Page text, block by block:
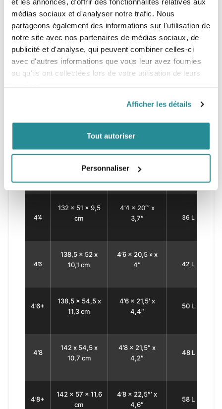
médias sociaux et d'analyser notre trafic. Nous
partageons également des informations sur l'utilisation de
notre site avec nos partenaires de médias sociaux, de
publicité et d'analyse, qui peuvent combiner celles-ci
avec d'autres informations que vous leur avez fournies
ou qu'ils ont collectées lors de votre utilisation de leurs
Afficher les détails
Tout autoriser
Personnaliser
Tailles
Vol.
3’6
5,6 cm
2,2″
20 L
3’10
сm
2,4″
24 L
сm
3,6′
4’4
132 x 51 × 9,5
cm
4’4 x 20″‘ x
3,7″
36 L
4’6
138,5 x 52 x
10,1 cm
4’6 x 20,5 » x
4″
42 L
4’6+
138,5 x 54,5 x
11,3 cm
4’6 x 21,5′ x
4,4″
50 L
4’8
142 х 54,5 x
10,7 сm
4’8 x 21,5″ x
4,2″
48 L
4’8+
142 x 57 x 11,6
cm
4’8 x 22,5″‘ x
4,6″
58 L